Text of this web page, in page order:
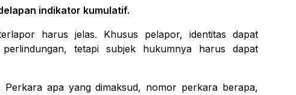
indikator kumulatif.
harus jelas. Khusus pelapor, identitas dapat
tetapi subjek hukumnya harus dapat
Perkara apa yang dimaksud, nomor perkara berapa,